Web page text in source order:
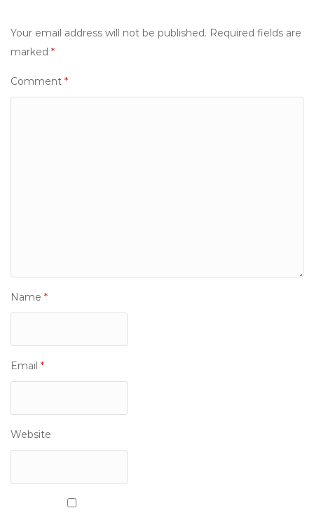
Your email address will not be published. Required fields are
marked *
Comment *
Name *
Email *
Website